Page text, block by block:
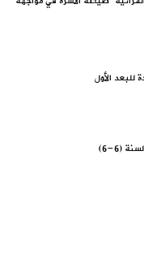
للبعد الأول
(6-6)